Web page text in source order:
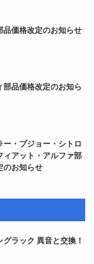
品価格改定のお知らせ
部品価格改定のお知ら
ー・プジョー・シトロ
ィアット・アルファ部
のお知らせ
グラック 異音と交換！